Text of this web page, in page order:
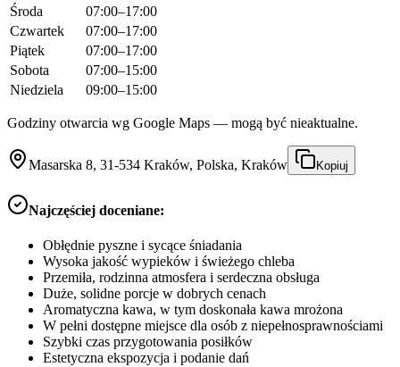
Środa
07:00–17:00
Czwartek
07:00–17:00
Piątek
07:00–17:00
Sobota
07:00–15:00
Niedziela
09:00–15:00
Godziny otwarcia wg Google Maps — mogą być nieaktualne.
Masarska 8, 31-534 Kraków, Polska, Kraków Kopiuj
Najczęściej doceniane:
Obłędnie pyszne i sycące śniadania
Wysoka jakość wypieków i świeżego chleba
Przemiła, rodzinna atmosfera i serdeczna obsługa
Duże, solidne porcje w dobrych cenach
Aromatyczna kawa, w tym doskonała kawa mrożona
W pełni dostępne miejsce dla osób z niepełnosprawnościami
Szybki czas przygotowania posiłków
Estetyczna ekspozycja i podanie dań